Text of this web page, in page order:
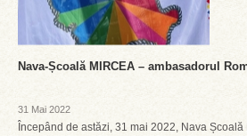
Nava-Școală MIRCEA – ambasadorul
31 Mai 2022
Începând de astăzi, 31 mai 2022, Nava